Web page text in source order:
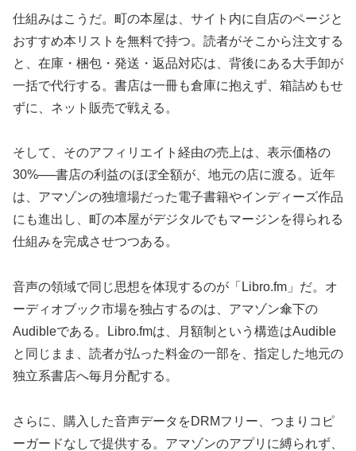
仕組みはこうだ。町の本屋は、サイト内に自店のページと
おすすめ本リストを無料で持つ。読者がそこから注文する
と、在庫・梱包・発送・返品対応は、背後にある大手卸が
一括で代行する。書店は一冊も倉庫に抱えず、箱詰めもせ
ずに、ネット販売で戦える。
そして、そのアフィリエイト経由の売上は、表示価格の
30%──書店の利益のほぼ全額が、地元の店に渡る。近年
は、アマゾンの独壇場だった電子書籍やインディーズ作品
にも進出し、町の本屋がデジタルでもマージンを得られる
仕組みを完成させつつある。
音声の領域で同じ思想を体現するのが「Libro.fm」だ。オ
ーディオブック市場を独占するのは、アマゾン傘下の
Audibleである。Libro.fmは、月額制という構造はAudible
と同じまま、読者が払った料金の一部を、指定した地元の
独立系書店へ毎月分配する。
さらに、購入した音声データをDRMフリー、つまりコピ
ーガードなしで提供する。アマゾンのアプリに縛られず、